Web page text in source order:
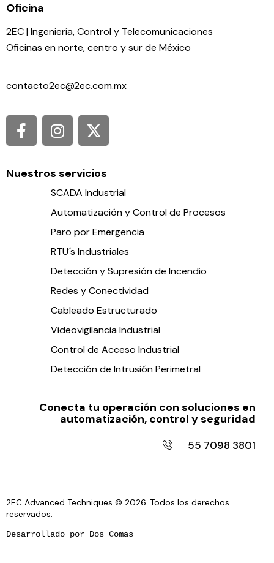
Oficina
2EC | Ingeniería, Control y Telecomunicaciones
Oficinas en norte, centro y sur de México
contacto2ec@2ec.com.mx
Nuestros servicios
SCADA Industrial
Automatización y Control de Procesos
Paro por Emergencia
RTU´s Industriales
Detección y Supresión de Incendio
Redes y Conectividad
Cableado Estructurado
Videovigilancia Industrial
Control de Acceso Industrial
Detección de Intrusión Perimetral
Conecta tu operación con soluciones en
automatización, control y seguridad
55 7098 3801
2EC Advanced Techniques © 2026. Todos los derechos
reservados.
Desarrollado por Dos Comas